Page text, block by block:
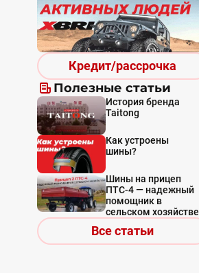
Кредит/рассрочка
Полезные статьи
История бренда
Taitong
Как устроены
шины?
Шины на прицеп
ПТС-4 — надежный
помощник в
сельском хозяйстве
Все статьи